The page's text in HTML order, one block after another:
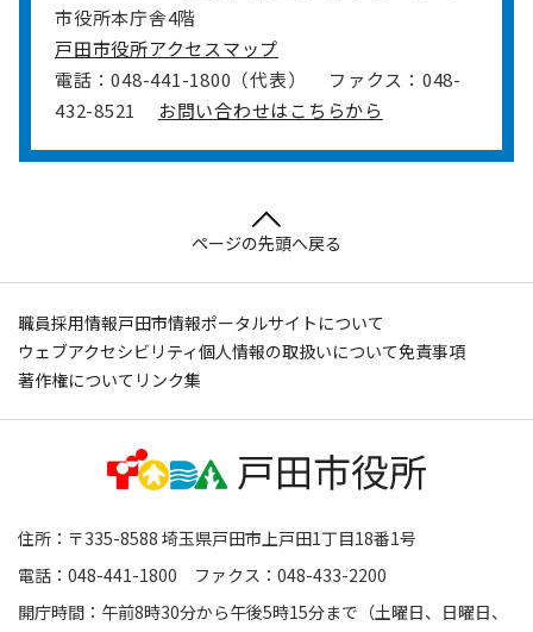
市役所本庁舎4階
戸田市役所アクセスマップ
電話：048-441-1800（代表）
ファクス：048-
432-8521
お問い合わせはこちらから
ページの先頭へ戻る
職員採用情報戸田市情報ポータルサイトについて
ウェブアクセシビリティ個人情報の取扱いについて免責事項
著作権について リンク集
住所：〒335-8588 埼玉県戸田市上戸田1丁目18番1号
電話：048-441-1800 ファクス：048-433-2200
開庁時間：午前8時30分から午後5時15分まで（土曜日、日曜日、